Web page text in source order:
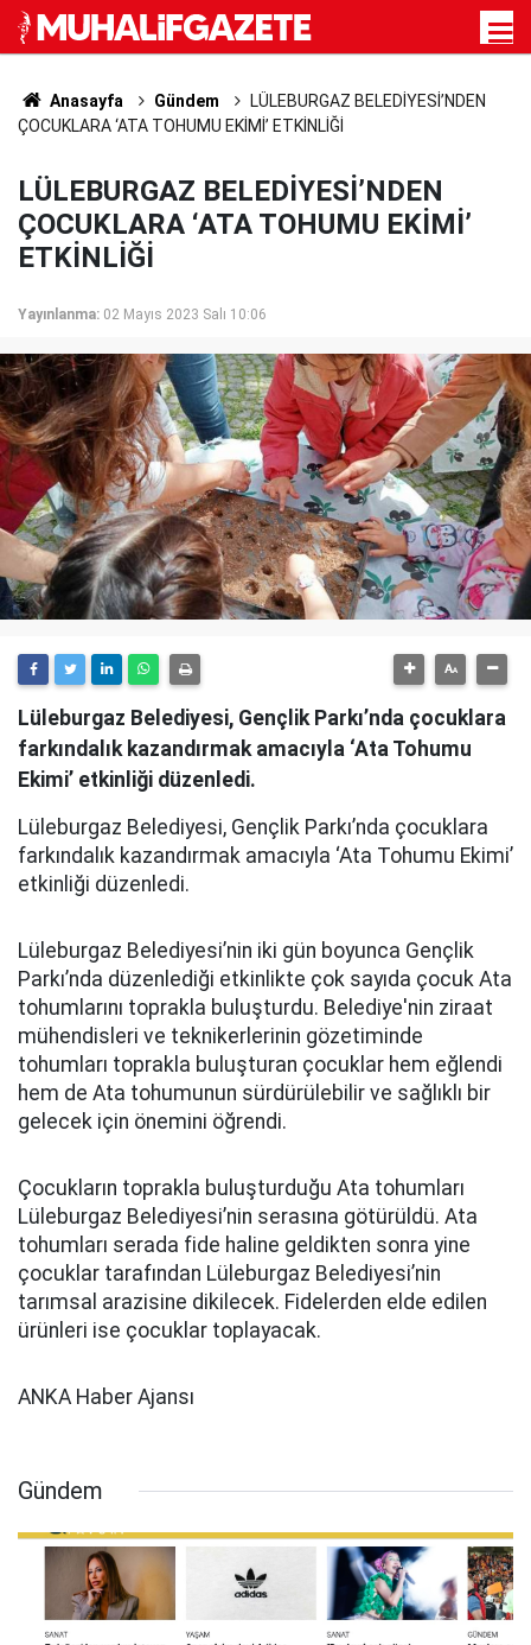
Anasayfa Gündem
LÜLEBURGAZ BELEDİYESİ’NDEN
ÇOCUKLARA ‘ATA TOHUMU EKİMİ’ ETKİNLİĞİ
LÜLEBURGAZ BELEDİYESİ’NDEN
ÇOCUKLARA ‘ATA TOHUMU EKİMİ’
ETKİNLİĞİ
Yayınlanma: 02 Mayıs 2023 Salı 10:06
Lüleburgaz Belediyesi, Gençlik Parkı’nda çocuklara
farkındalık kazandırmak amacıyla ‘Ata Tohumu
Ekimi’ etkinliği düzenledi.
Lüleburgaz Belediyesi, Gençlik Parkı’nda çocuklara
farkındalık kazandırmak amacıyla ‘Ata Tohumu Ekimi’
etkinliği düzenledi.
Lüleburgaz Belediyesi’nin iki gün boyunca Gençlik
Parkı’nda düzenlediği etkinlikte çok sayıda çocuk Ata
tohumlarını toprakla buluşturdu. Belediye'nin ziraat
mühendisleri ve teknikerlerinin gözetiminde
tohumları toprakla buluşturan çocuklar hem eğlendi
hem de Ata tohumunun sürdürülebilir ve sağlıklı bir
gelecek için önemini öğrendi.
Çocukların toprakla buluşturduğu Ata tohumları
Lüleburgaz Belediyesi’nin serasına götürüldü. Ata
tohumları serada fide haline geldikten sonra yine
çocuklar tarafından Lüleburgaz Belediyesi’nin
tarımsal arazisine dikilecek. Fidelerden elde edilen
ürünleri ise çocuklar toplayacak.
ANKA Haber Ajansı
Gündem